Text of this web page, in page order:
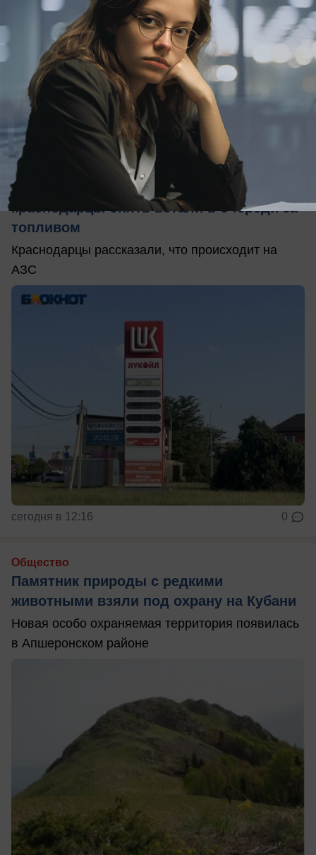
сегодня в 13:39
Общество
«Сезон закончится – бензин будет»:
краснодарцы опять встали в очереди за
топливом
Краснодарцы рассказали, что происходит на
АЗС
сегодня в 12:16 0
Общество
Памятник природы с редкими
животными взяли под охрану на Кубани
Новая особо охраняемая территория появилась
в Апшеронском районе